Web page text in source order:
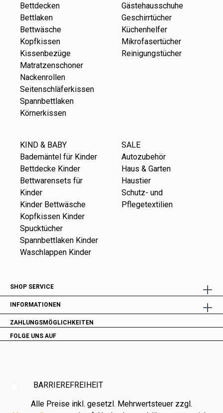
Bettdecken
Bettlaken
Bettwäsche
Kopfkissen
Kissenbezüge
Matratzenschoner
Nackenrollen
Seitenschläferkissen
Spannbettlaken
Körnerkissen
Gästehausschuhe
Geschirrtücher
Küchenhelfer
Mikrofasertücher
Reinigungstücher
KIND & BABY
Bademäntel für Kinder
Bettdecke Kinder
Bettwarensets für
Kinder
Kinder Bettwäsche
Kopfkissen Kinder
Spucktücher
Spannbettlaken Kinder
Waschlappen Kinder
SALE
Autozubehör
Haus & Garten
Haustier
Schutz- und
Pflegetextilien
SHOP SERVICE
INFORMATIONEN
ZAHLUNGSMÖGLICHKEITEN
FOLGE UNS AUF
BARRIEREFREIHEIT
Alle Preise inkl. gesetzl. Mehrwertsteuer zzgl.